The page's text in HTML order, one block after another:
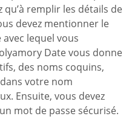
qu’à remplir les détails de
devez mentionner le
lequel vous
Date vous donne
des noms coquins,
votre nom
Ensuite, vous devez
mot de passe sécurisé.